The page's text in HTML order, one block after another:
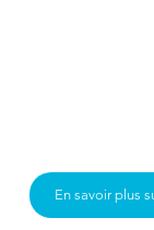
En savoir plus